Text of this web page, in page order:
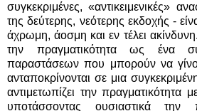
συγκεκριμένες, «αντικειμενικές»
της δεύτερης, νεότερης εκδοχής -
άχρωμη, άοσμη και εν τέλει
την πραγματικότητα ως ένα
παραστάσεων που μπορούν να
ανταποκρίνονται σε μια
αντιμετωπίζει την πραγματικότητα
υποτάσσοντας ουσιαστικά την